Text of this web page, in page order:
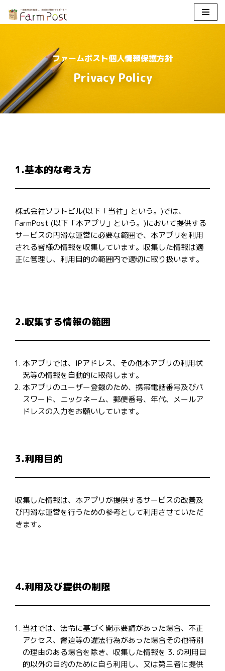
コ
へ
ス
キ
ファームポスト個人情報保護方針
Privacy Policy
1.基本的な考え方
株式会社ソフトビル(以下「当社」という。)では、
FarmPost (以下「本アプリ」という。)において提供する
サービスの円滑な運営に必要な範囲で、本アプリを利用
される皆様の情報を収集しています。収集した情報は適
正に管理し、利用目的の範囲内で適切に取り扱います。
2.収集する情報の範囲
本アプリでは、IPアドレス、その他本アプリの利用状
況等の情報を自動的に取得します。
本アプリのユーザー登録のため、携帯電話番号及びパ
スワード、ニックネーム、郵便番号、年代、メールア
ドレスの入力をお願いしています。
3.利用目的
収集した情報は、本アプリが提供するサービスの改善及
び円滑な運営を行うための参考として利用させていただ
きます。
4.利用及び提供の制限
当社では、法令に基づく開示要請があった場合、不正
アクセス、脅迫等の違法行為があった場合その他特別
の理由のある場合を除き、収集した情報を 3. の利用目
的以外の目的のために自ら利用し、又は第三者に提供